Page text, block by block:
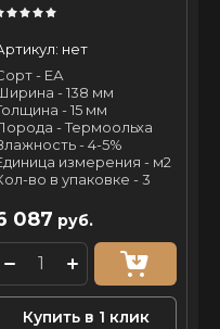
нет
- ЕА
- 138 мм
- 15 мм
- Термоольха
- 4-5%
измерения - м2
во в упаковке - 3
087 руб.
Купить в 1 клик